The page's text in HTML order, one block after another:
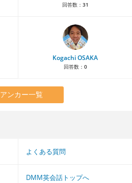
回答数： 31
Kogachi OSAKA
回答数： 0
アンカー一覧
よくある質問
DMM英会話トップへ